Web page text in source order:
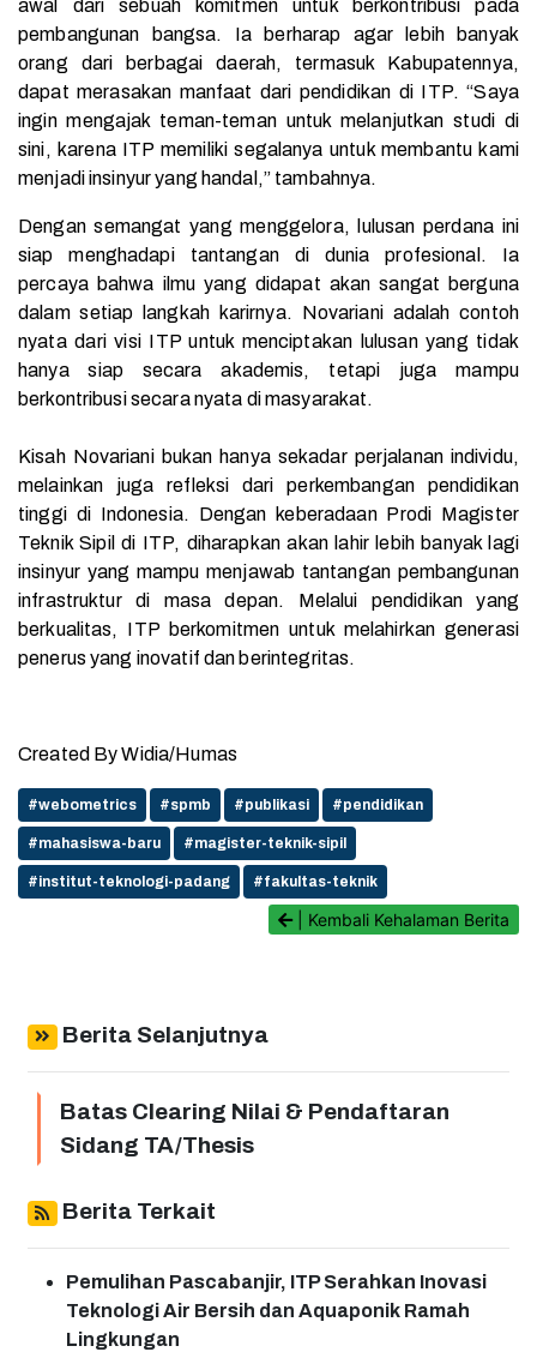
awal dari sebuah komitmen untuk berkontribusi pada
pembangunan bangsa. Ia berharap agar lebih banyak
orang dari berbagai daerah, termasuk Kabupatennya,
dapat merasakan manfaat dari pendidikan di ITP. “Saya
ingin mengajak teman-teman untuk melanjutkan studi di
sini, karena ITP memiliki segalanya untuk membantu kami
menjadi insinyur yang handal,” tambahnya.
Dengan semangat yang menggelora, lulusan perdana ini
siap menghadapi tantangan di dunia profesional. Ia
percaya bahwa ilmu yang didapat akan sangat berguna
dalam setiap langkah karirnya. Novariani adalah contoh
nyata dari visi ITP untuk menciptakan lulusan yang tidak
hanya siap secara akademis, tetapi juga mampu
berkontribusi secara nyata di masyarakat.
Kisah Novariani bukan hanya sekadar perjalanan individu,
melainkan juga refleksi dari perkembangan pendidikan
tinggi di Indonesia. Dengan keberadaan Prodi Magister
Teknik Sipil di ITP, diharapkan akan lahir lebih banyak lagi
insinyur yang mampu menjawab tantangan pembangunan
infrastruktur di masa depan. Melalui pendidikan yang
berkualitas, ITP berkomitmen untuk melahirkan generasi
penerus yang inovatif dan berintegritas.
Created By Widia/Humas
#webometrics #spmb #publikasi #pendidikan
#mahasiswa-baru #magister-teknik-sipil
#institut-teknologi-padang #fakultas-teknik
| Kembali Kehalaman Berita
Berita Selanjutnya
Batas Clearing Nilai & Pendaftaran
Sidang TA/Thesis
Berita Terkait
Pemulihan Pascabanjir, ITP Serahkan Inovasi
Teknologi Air Bersih dan Aquaponik Ramah
Lingkungan